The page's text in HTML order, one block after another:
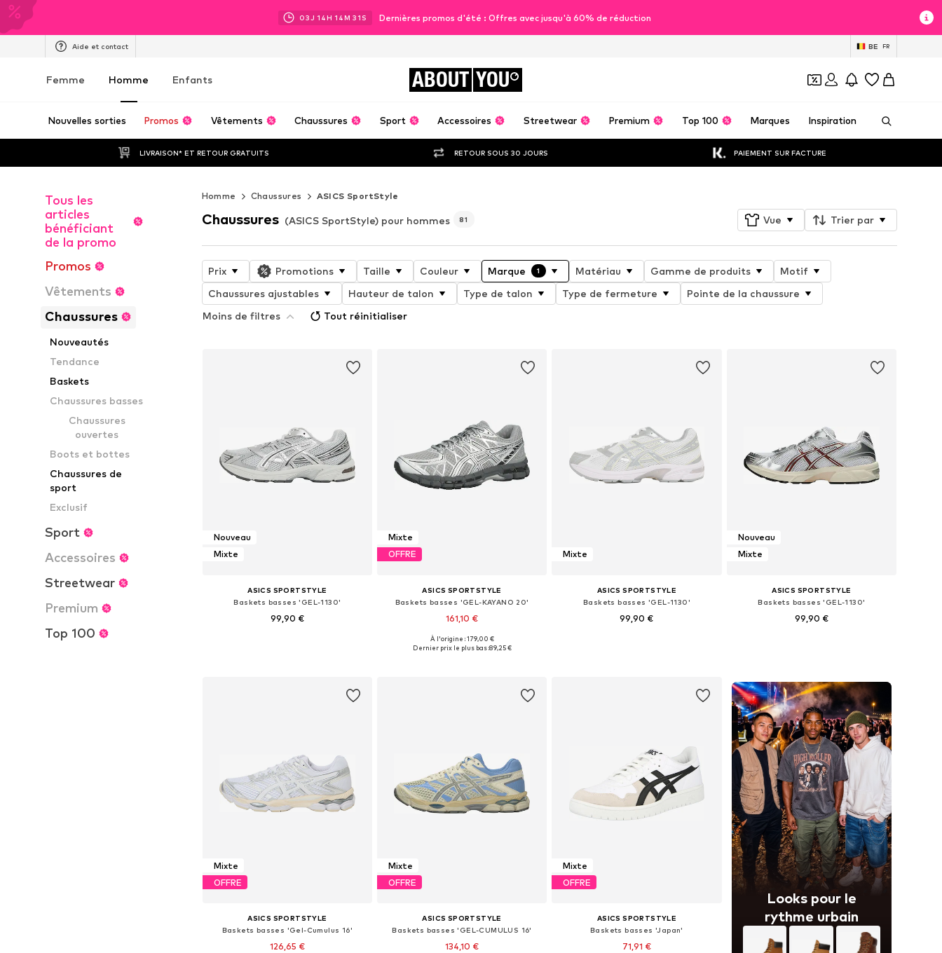
03J 14H 14M 30S Dernières promos d'été : Offres avec jusqu'à 60% de réduction
Aide et contact BE FR
Femme Homme Enfants ABOUT YOU
Nouvelles sorties Promos Vêtements Chaussures Sport Accessoires Streetwear Premium Top 100 Marques Inspiration
LIVRAISON* ET RETOUR GRATUITS RETOUR SOUS 30 JOURS PAIEMENT SUR FACTURE
Tous les
articles
bénéficiant
de la promo
Promos
Vêtements
Chaussures
Nouveautés
Tendance
Baskets
Chaussures basses
Chaussures
ouvertes
Boots et bottes
Chaussures de
sport
Exclusif
Sport
Accessoires
Streetwear
Premium
Top 100
Homme Chaussures ASICS SportStyle
Chaussures (ASICS SportStyle) pour hommes 81 Vue Trier par
Prix Promotions Taille Couleur Marque 1 Matériau Gamme de produits
Motif
Chaussures ajustables
Hauteur de talon Type de talon Type de fermeture
Pointe de la chaussure
Moins de filtres
Tout réinitialiser
Nouveau
Mixte
ASICS SPORTSTYLE
Baskets basses 'GEL-1130'
99,90 €
Mixte
OFFRE
ASICS SPORTSTYLE
Baskets basses 'GEL-KAYANO 20'
161,10 €
+2
Disponible en plusieurs tailles
À l'origine : 179,00 €
Dernier prix le plus bas :89,25 €
Mixte
ASICS SPORTSTYLE
Baskets basses 'GEL-1130'
99,90 €
Nouveau
Mixte
ASICS SPORTSTYLE
Baskets basses 'GEL-1130'
99,90 €
Mixte
OFFRE
ASICS SPORTSTYLE
Baskets basses 'Gel-Cumulus 16'
126,65 €
Mixte
OFFRE
ASICS SPORTSTYLE
Baskets basses 'GEL-CUMULUS 16'
134,10 €
Mixte
OFFRE
ASICS SPORTSTYLE
Baskets basses 'Japan'
71,91 €
Looks pour le
rythme urbain